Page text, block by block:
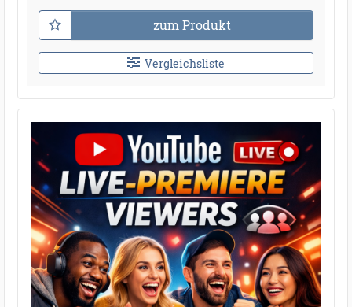
zum Produkt
Vergleichsliste